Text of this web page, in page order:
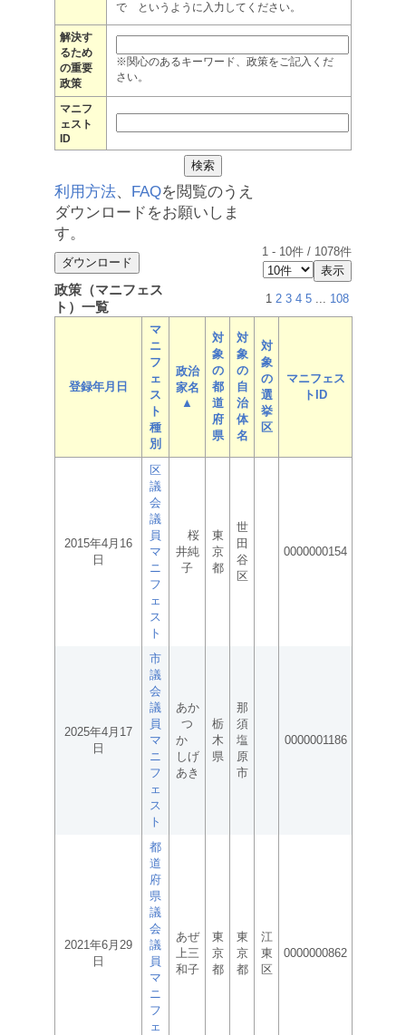
で というように入力してください。
解決す
るため
の重要
政策
※関心のあるキーワード、政策をご記入くだ
さい。
マニフ
ェスト
ID
利用方法、 FAQを閲覧のうえ
ダウンロードをお願いしま
す。
1 - 10件 / 1078件
政策（マニフェス
ト）一覧
1 2 3 4 5 ... 108
登録年月日
マ
ニ
フ
ェ
ス
ト
種
別
政治
家名
▲
対
象
の
都
道
府
県
対
象
の
自
治
体
名
対
象
の
選
挙
区
マニフェス
トID
2015年4月16
日
区
議
会
議
員
マ
ニ
フ
ェ
ス
ト
桜
井純
子
東
京
都
世
田
谷
区
0000000154
2025年4月17
日
市
議
会
議
員
マ
ニ
フ
ェ
ス
ト
あか
つ
か
しげ
あき
栃
木
県
那
須
塩
原
市
0000001186
2021年6月29
日
都
道
府
県
議
会
議
員
マ
ニ
フ
ェ
あぜ
上三
和子
東
京
都
東
京
都
江
東
区
0000000862